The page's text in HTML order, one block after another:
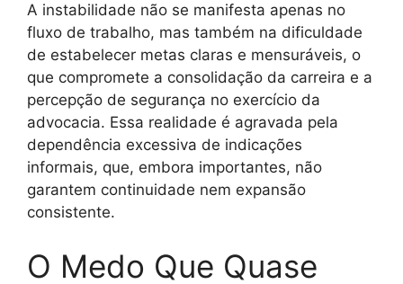
A instabilidade não se manifesta apenas no
fluxo de trabalho, mas também na dificuldade
de estabelecer metas claras e mensuráveis, o
que compromete a consolidação da carreira e a
percepção de segurança no exercício da
advocacia. Essa realidade é agravada pela
dependência excessiva de indicações
informais, que, embora importantes, não
garantem continuidade nem expansão
consistente.
O Medo Que Quase